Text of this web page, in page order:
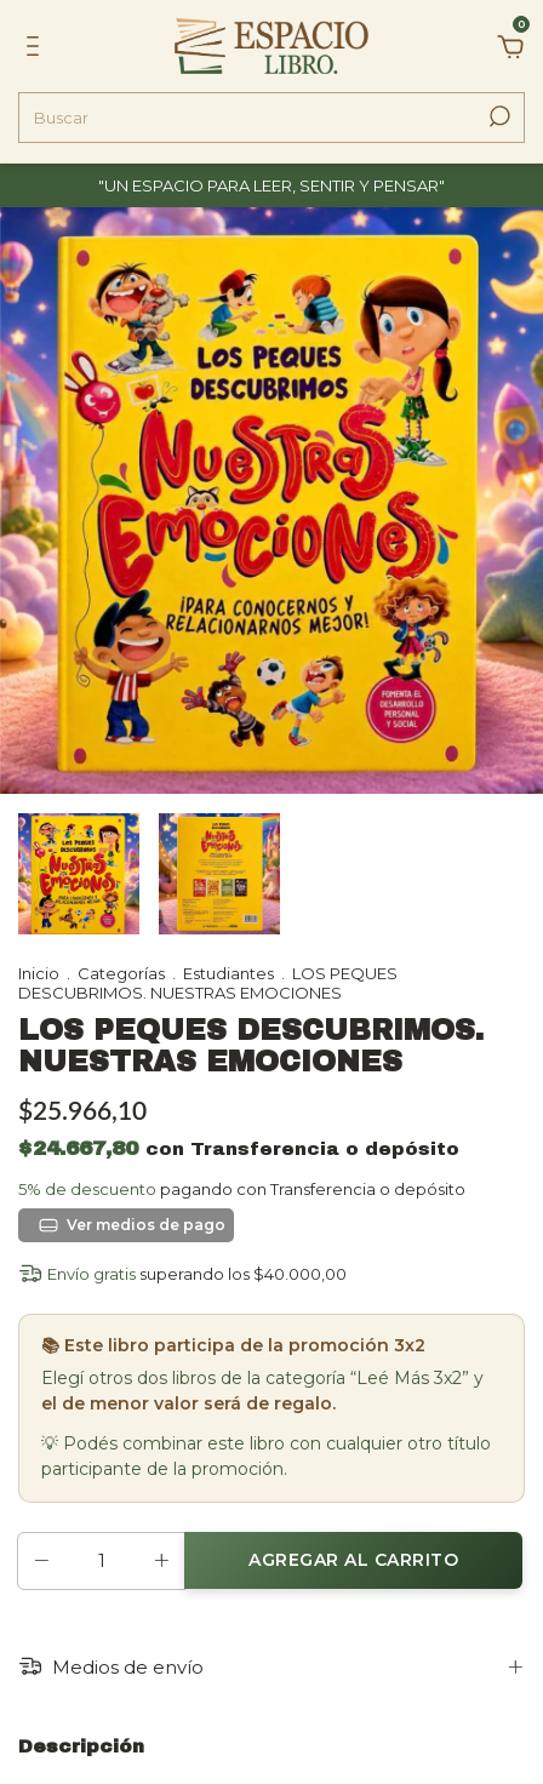
0
"UN ESPACIO PARA LEER, SENTIR Y PENSAR"
Inicio . Categorías . Estudiantes . LOS PEQUES
DESCUBRIMOS. NUESTRAS EMOCIONES
LOS PEQUES DESCUBRIMOS.
NUESTRAS EMOCIONES
$25.966,10
$24.667,80 con Transferencia o depósito
5% de descuento pagando con Transferencia o depósito
Ver más detalles
Envío gratis superando los $40.000,00
📚 Este libro participa de la promoción 3x2
Elegí otros dos libros de la categoría “Leé Más 3x2” y
el de menor valor será de regalo.
💡 Podés combinar este libro con cualquier otro título
participante de la promoción.
Medios de envío
Descripción